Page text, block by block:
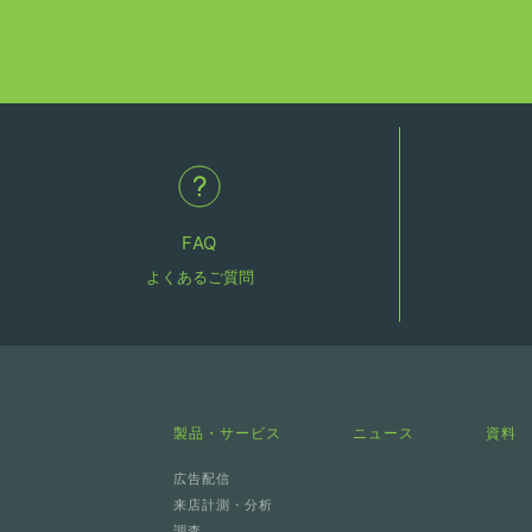
FAQ
よくあるご質問
製品・サービス
広告配信
来店計測・分析
ニュース 資料